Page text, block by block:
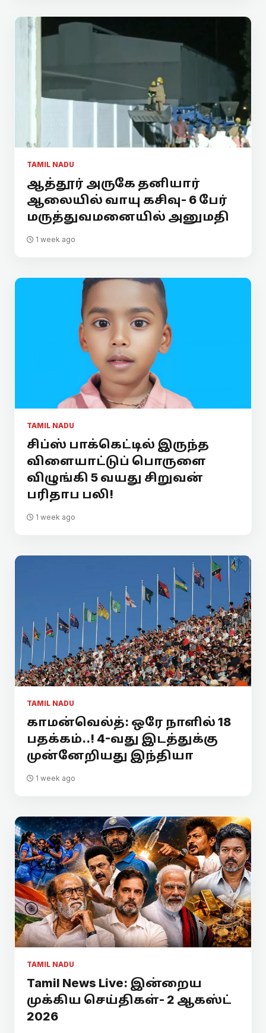
TAMIL NADU
ஆத்தூர் அருகே தனியார்
ஆலையில் வாயு கசிவு- 6 பேர்
மருத்துவமனையில் அனுமதி
1 week ago
TAMIL NADU
சிப்ஸ் பாக்கெட்டில் இருந்த
விளையாட்டுப் பொருளை
விழுங்கி 5 வயது சிறுவன்
பரிதாப பலி!
1 week ago
TAMIL NADU
காமன்வெல்த்: ஒரே நாளில் 18
பதக்கம்..! 4-வது இடத்துக்கு
முன்னேறியது இந்தியா
1 week ago
TAMIL NADU
Tamil News Live: இன்றைய
முக்கிய செய்திகள்- 2 ஆகஸ்ட்
2026